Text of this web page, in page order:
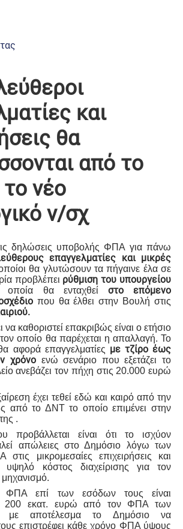
και
θα
από το
νέο
ν/σχ
δηλώσεις υποβολής ΦΠΑ για πάνω
επαγγελματίες και μικρές
θα γλυτώσουν τα πήγαινε έλα σε
προβλέπει ρύθμιση του υπουργείου
θα ενταχθεί στο επόμενο
που θα έλθει στην Βουλή στις
καθοριστεί επακριβώς είναι ο ετήσιο
οποίο θα παρέχεται η απαλλαγή. Το
αφορά επαγγελματίες με τζίρο έως
χρόνοενώ σενάριο που εξετάζει το
ανεβάζει τον πήχη στις 20.000 ευρώ
έχει τεθεί εδώ και καιρό από την
από το ΔΝΤ το οποίο επιμένει στην
.
προβάλλεται είναι ότι το ισχύον
απώλειες στο Δημόσιο λόγω των
μικρομεσαίες επιχειρήσεις και
υψηλό κόστος διαχείρισης για τον
ΦΠΑ επί των εσόδων τους είναι
200 εκατ. ευρώ από τον ΦΠΑ των
με αποτέλεσμα το Δημόσιο να
επιστρέφει κάθε χρόνο ΦΠΑ ύψους